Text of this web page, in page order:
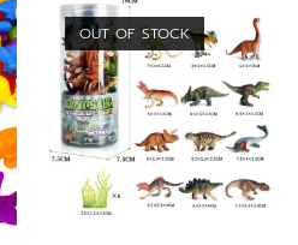
OUT OF STOCK